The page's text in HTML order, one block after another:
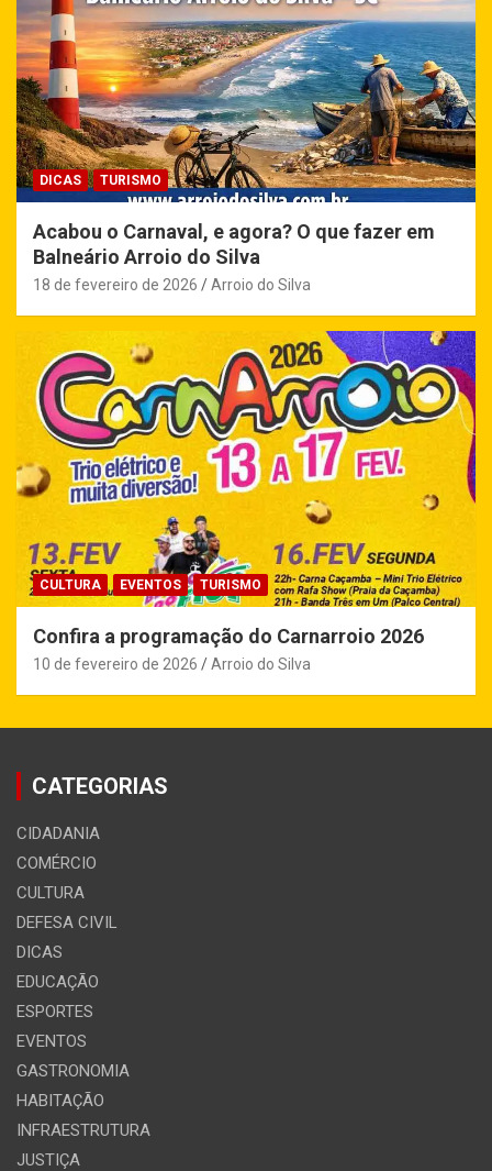
DICAS TURISMO
Acabou o Carnaval, e agora? O que fazer em
Balneário Arroio do Silva
18 de fevereiro de 2026 Arroio do Silva
CULTURA EVENTOS TURISMO
Confira a programação do Carnarroio 2026
10 de fevereiro de 2026 Arroio do Silva
CATEGORIAS
CIDADANIA
COMÉRCIO
CULTURA
DEFESA CIVIL
DICAS
EDUCAÇÃO
ESPORTES
EVENTOS
GASTRONOMIA
HABITAÇÃO
INFRAESTRUTURA
JUSTIÇA